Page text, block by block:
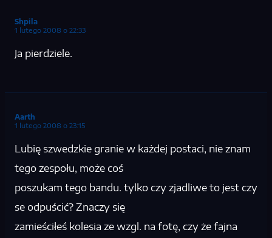
Shpila
1 lutego 2008 o 22:33
Ja pierdziele.
Aarth
1 lutego 2008 o 23:15
Lubię szwedzkie granie w każdej postaci, nie znam
tego zespołu, może coś
poszukam tego bandu. tylko czy zjadliwe to jest czy
se odpuścić? Znaczy się
zamieściłeś kolesia ze wzgl. na fotę, czy że fajna